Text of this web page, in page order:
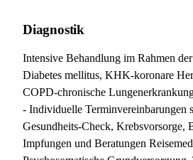
Diagnostik
Intensive Behandlung im Rahmen
Diabetes mellitus, KHK-koronare
COPD-chronische
- Individuelle Terminvereinbarungen
Gesundheits-Check, Krebsvorsorge,
Impfungen und Beratungen